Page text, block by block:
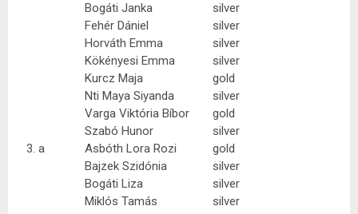
Bogáti Janka
silver
Fehér Dániel
silver
Horváth Emma
silver
Kökényesi Emma
silver
Kurcz Maja
gold
Nti Maya Siyanda
silver
Varga Viktória Bíbor
gold
Szabó Hunor
silver
3. a
Asbóth Lora Rozi
gold
Bajzek Szidónia
silver
Bogáti Liza
silver
Miklós Tamás
silver